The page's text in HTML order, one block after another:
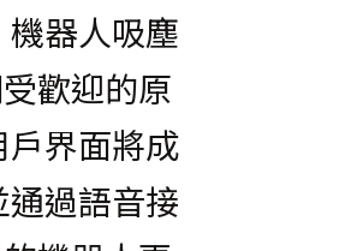
器人吸塵
歡迎的原
界面將成
過語音接